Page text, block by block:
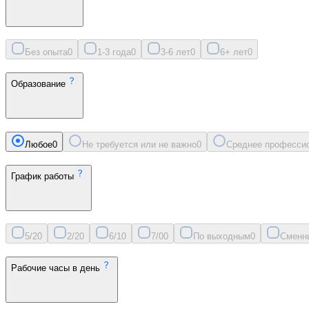
Без опыта0 1-3 года0 3-6 лет0 6+ лет0
Образование
Любое0 Не требуется или не важно0 Среднее
График работы
5/20 2/20 6/10 7/00 По выходным0
Рабочие часы в день